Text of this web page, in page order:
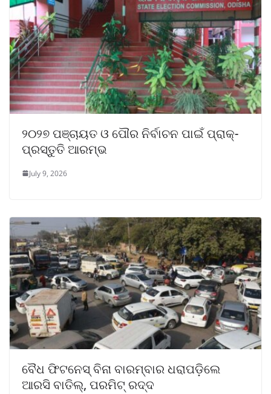
୨୦୨୭ ପଞ୍ଚାୟତ ଓ ପୌର ନିର୍ବାଚନ ପାଇଁ ପ୍ରାକ୍-
ପ୍ରସ୍ତୁତି ଆରମ୍ଭ
July 9, 2026
ବୈଧ ଫିଟନେସ୍ ବିନା ବାରମ୍ବାର ଧରାପଡ଼ିଲେ
ଆରସି ବାତିଲ୍, ପରମିଟ୍ ରଦ୍ଦ